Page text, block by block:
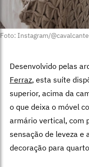
Foto: Instagram/
Desenvolvido pelas
Ferraz, esta suíte
superior, acima da
o que deixa o móvel
armário vertical, com
sensação de leveza e
decoração para